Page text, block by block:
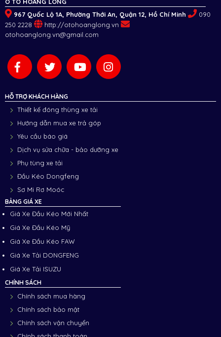
967 Quốc Lộ 1A, Phường Thới An, Quận 12, Hồ Chí Minh
090
250 2228
http://otohoanglong.vn
otohoanglong.vn@gmail.com
HỖ TRỢ KHÁCH HÀNG
Thiết kế đóng thùng xe tải
Hướng dẫn mua xe trả góp
Yêu cầu báo giá
Dịch vụ sửa chữa - bảo dưỡng xe
Phụ tùng xe tải
Đầu Kéo Dongfeng
Sơ Mi Rơ Moóc
BẢNG GIÁ XE
Giá Xe Đầu Kéo Mới Nhất
Giá Xe Đầu Kéo Mỹ
Giá Xe Đầu Kéo FAW
Giá Xe Tải DONGFENG
Giá Xe Tải ISUZU
CHÍNH SÁCH
Chính sách mua hàng
Chính sách bảo mật
Chính sách vận chuyển